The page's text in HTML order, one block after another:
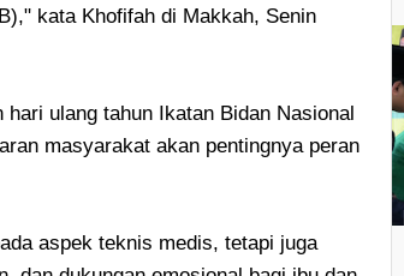
kata Khofifah di Makkah, Senin
ulang tahun Ikatan Bidan Nasional
masyarakat akan pentingnya peran
aspek teknis medis, tetapi juga